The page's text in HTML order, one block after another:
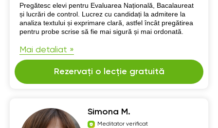
Despre mine
Pregătesc elevi pentru Evaluarea Națională, Bacalaureat
și lucrări de control. Lucrez cu candidați la admitere la
analiza textului și exprimare clară, astfel încât pregătirea
pentru probe scrise să fie mai sigură și mai ordonată.
Mai detaliat »
Rezervați o lecție gratuită
Simona M.
Meditator verificat